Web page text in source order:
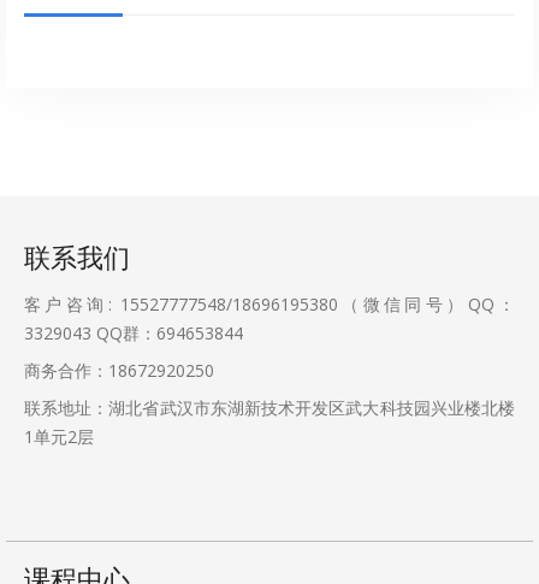
联系我们
客户咨询: 15527777548/18696195380（微信同号）QQ：
3329043 QQ群：694653844
商务合作：18672920250
联系地址：湖北省武汉市东湖新技术开发区武大科技园兴业楼北楼
1单元2层